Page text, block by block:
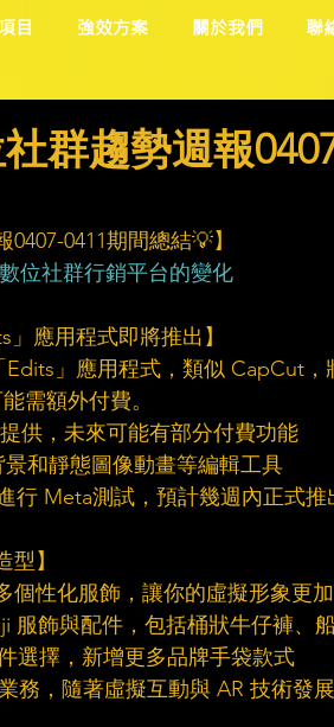
目 強效方案 關於我們 聯
社群趨勢週報
0411期間總結💡】
位社群行銷平台的變化
」應用程式即將推出】
」應用程式，類似 CapCut
需額外付費。
供，未來可能有部分付費功能
和靜態圖像動畫等編輯工具
行 Meta測試，預計幾週內正式推
造型】
性化服飾，讓你的虛擬形象更加
服飾與配件，包括桶狀牛仔褲、
選擇，新增更多品牌手袋款式
務，隨著虛擬互動與 AR 技術發